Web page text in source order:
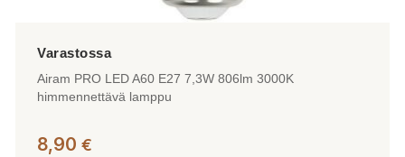
Airam PRO LED A60 E27 7,3W 806lm 3000K
himmennettävä lamppu
8,90 €